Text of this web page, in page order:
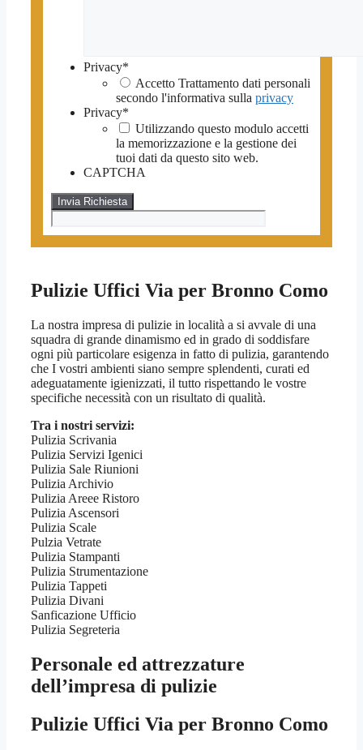
Privacy*
Accetto Trattamento dati personali
secondo l'informativa sulla privacy
Privacy*
Utilizzando questo modulo accetti
la memorizzazione e la gestione dei
tuoi dati da questo sito web.
CAPTCHA
Pulizie Uffici Via per Bronno Como
La nostra impresa di pulizie in località a si avvale di una
squadra di grande dinamismo ed in grado di soddisfare
ogni più particolare esigenza in fatto di pulizia, garantendo
che I vostri ambienti siano sempre splendenti, curati ed
adeguatamente igienizzati, il tutto rispettando le vostre
specifiche necessità con un risultato di qualità.
Tra i nostri servizi:
Pulizia Scrivania
Pulizia Servizi Igenici
Pulizia Sale Riunioni
Pulizia Archivio
Pulizia Areee Ristoro
Pulizia Ascensori
Pulizia Scale
Pulzia Vetrate
Pulizia Stampanti
Pulizia Strumentazione
Pulizia Tappeti
Pulizia Divani
Sanficazione Ufficio
Pulizia Segreteria
Personale ed attrezzature
dell’impresa di pulizie
Pulizie Uffici Via per Bronno Como